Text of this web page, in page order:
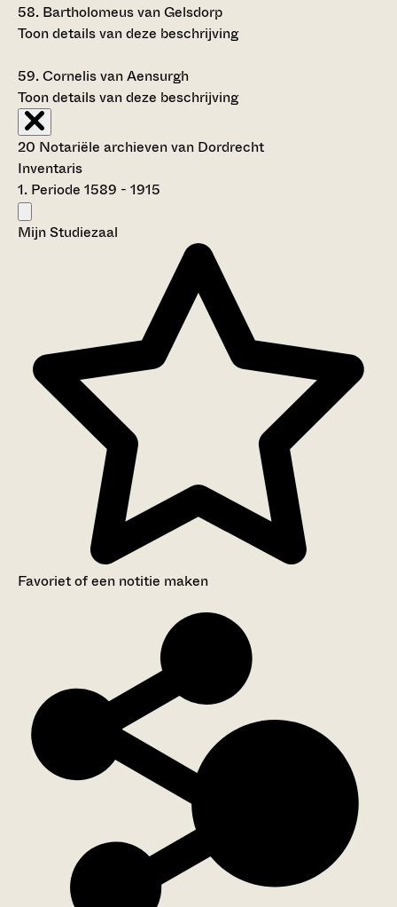
58. Bartholomeus van Gelsdorp
Toon details van deze beschrijving
59.Cornelis van Aensurgh
Toon details van deze beschrijving
20 Notariële archieven van Dordrecht
Inventaris
1. Periode 1589 - 1915
Mijn Studiezaal
Favoriet of een notitie maken